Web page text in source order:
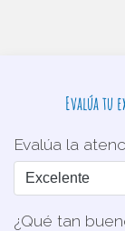
Evalúa tu
Evalúa la
¿Qué tan